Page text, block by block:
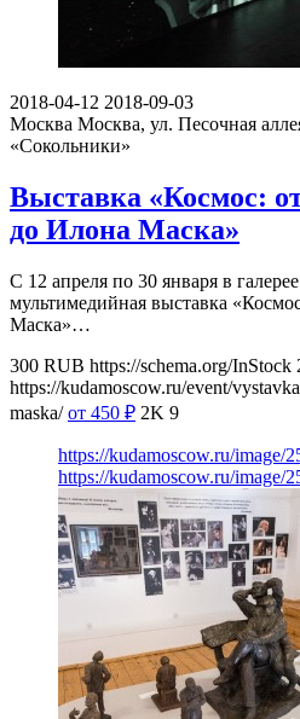
2018-04-12 2018-09-03
Москва Москва, ул. Песочная
«Сокольники»
Выставка «Космос:
до Илона Маска»
С 12 апреля по 30 января в
мультимедийная выставка
Маска»…
300 RUB https://schema.org/InStock
https://kudamoscow.ru/event/
maska/ от 450 ₽ 2K 9
https://kudamoscow.ru/image/
https://kudamoscow.ru/image/